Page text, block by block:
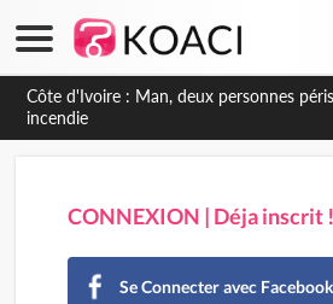
Côte d'Ivoire : Man, deux personnes
incendie
CONNEXION | Déja inscrit !
Se Connecter avec Facebook